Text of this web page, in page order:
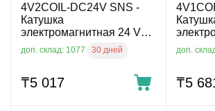
4V2COIL-DC24V SNS -
Катушка
электромагнитная 24 V
доп. склад: 1077 30 дней
₸5 017
доп.
₸5